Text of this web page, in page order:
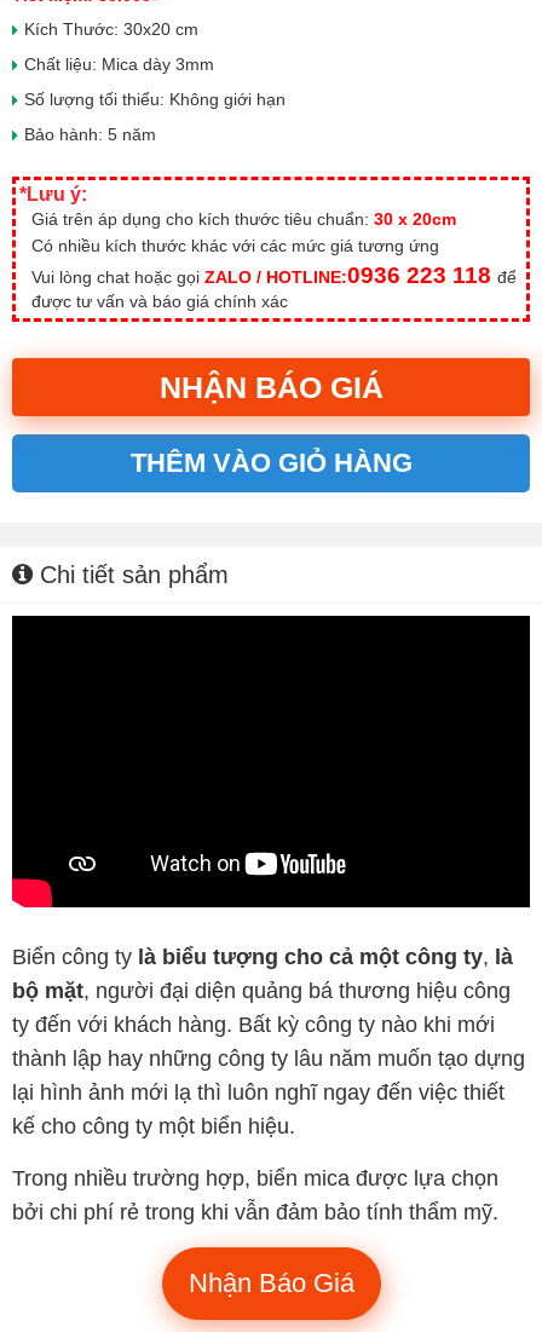
Kích Thước: 30x20 cm
Chất liệu: Mica dày 3mm
Số lượng tối thiểu: Không giới hạn
Bảo hành: 5 năm
*Lưu ý:
Giá trên áp dụng cho kích thước tiêu chuẩn: 30 x 20cm
Có nhiều kích thước khác với các mức giá tương ứng
Vui lòng chat hoặc gọi ZALO / HOTLINE:0936 223 118 để
được tư vấn và báo giá chính xác
NHẬN BÁO GIÁ
THÊM VÀO GIỎ HÀNG
Chi tiết sản phẩm
Biển công ty là biểu tượng cho cả một công ty, là
bộ mặt, người đại diện quảng bá thương hiệu công
ty đến với khách hàng. Bất kỳ công ty nào khi mới
thành lập hay những công ty lâu năm muốn tạo dựng
lại hình ảnh mới lạ thì luôn nghĩ ngay đến việc thiết
kế cho công ty một biển hiệu.
Trong nhiều trường hợp, biển mica được lựa chọn
bởi chi phí rẻ trong khi vẫn đảm bảo tính thẩm mỹ.
Nhận Báo Giá